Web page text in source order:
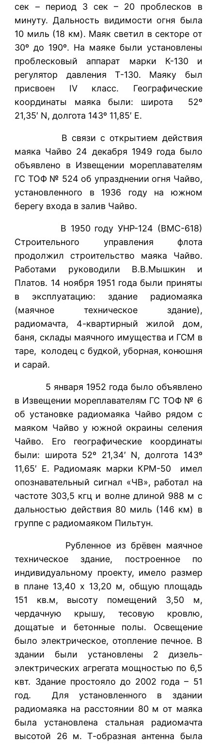
сек – период 3 сек – 20 проблесков в
минуту. Дальность видимости огня была
10 миль (18 км). Маяк светил в секторе от
30º до 190º. На маяке были установлены
проблесковый аппарат марки К-130 и
регулятор давления Т-130. Маяку был
присвоен IV класс. Географические
координаты маяка были: широта 52º
21,35′ N, долгота 143º 11,85′ E.
В связи с открытием действия
маяка Чайво 24 декабря 1949 года было
объявлено в Извещении мореплавателям
ГС ТОФ № 524 об упразднении огня Чайво,
установленного в 1936 году на южном
берегу входа в залив Чайво.
В 1950 году УНР-124 (ВМС-618)
Строительного управления флота
продолжил строительство маяка Чайво.
Работами руководили В.В.Мышкин и
Платов. 14 ноября 1951 года были приняты
в эксплуатацию: здание радиомаяка
(маячное техническое здание),
радиомачта, 4-квартирный жилой дом,
баня, склады маячного имущества и ГСМ в
таре, колодец с будкой, уборная, конюшня
и сарай.
5 января 1952 года было объявлено
в Извещении мореплавателям ГС ТОФ № 6
об установке радиомаяка Чайво рядом с
маяком Чайво у южной окраины селения
Чайво. Его географические координаты
были: широта 52º 21,34′ N, долгота 143º
11,65′ E. Радиомаяк марки КРМ-50 имел
опознавательный сигнал «ЧВ», работал на
частоте 303,5 кгц и волне длиной 988 м с
дальностью действия 80 миль (146 км) в
группе с радиомаяком Пильтун.
Рубленное из брёвен маячное
техническое здание, построенное по
индивидуальному проекту, имело размер
в плане 13,40 х 13,20 м, общую площадь
151 кв.м, высоту помещений 3,50 м,
чердачную крышу, тесовую кровлю,
дощатые и бетонные полы. Освещение
было электрическое, отопление печное. В
здании были установлены 2 дизель-
электрических агрегата мощностью по 6,5
квт. Здание простояло до 2002 года – 51
год. Для установленного в здании
радиомаяка на расстоянии 80 м от маяка
была установлена стальная радиомачта
высотой 26 м. Т-образная антенна была